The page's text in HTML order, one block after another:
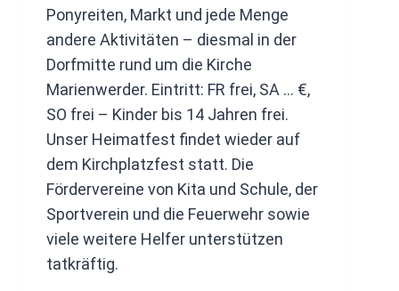
Ponyreiten, Markt und jede Menge
andere Aktivitäten – diesmal in der
Dorfmitte rund um die Kirche
Marienwerder. Eintritt: FR frei, SA … €,
SO frei – Kinder bis 14 Jahren frei.
Unser Heimatfest findet wieder auf
dem Kirchplatzfest statt. Die
Fördervereine von Kita und Schule, der
Sportverein und die Feuerwehr sowie
viele weitere Helfer unterstützen
tatkräftig.